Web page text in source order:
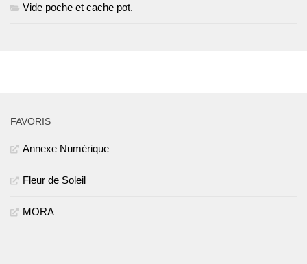
Vide poche et cache pot.
FAVORIS
Annexe Numérique
Fleur de Soleil
MORA